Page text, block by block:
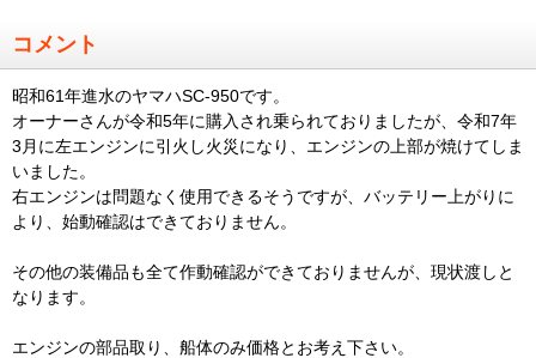
コメント
昭和61年進水のヤマハSC-950です。
オーナーさんが令和5年に購入され乗られておりましたが、令和7年
3月に左エンジンに引火し火災になり、エンジンの上部が焼けてしま
いました。
右エンジンは問題なく使用できるそうですが、バッテリー上がりに
より、始動確認はできておりません。
その他の装備品も全て作動確認ができておりませんが、現状渡しと
なります。
エンジンの部品取り、船体のみ価格とお考え下さい。